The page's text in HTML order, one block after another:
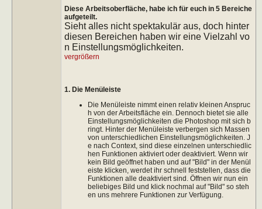
Diese Arbeitsoberfläche, habe ich für euch in 5 Bereiche
aufgeteilt.
Sieht alles nicht spektakulär aus, doch hinter
diesen Bereichen haben wir eine Vielzahl vo
n Einstellungsmöglichkeiten.
vergrößern
1. Die Menüleiste
Die Menüleiste nimmt einen relativ kleinen Anspruc
h von der Arbeitsfläche ein. Dennoch bietet sie alle
Einstellungsmöglichkeiten die Photoshop mit sich b
ringt. Hinter der Menüleiste verbergen sich Massen
von unterschiedlichen Einstellungsmöglichkeiten. J
e nach Context, sind diese einzelnen unterschiedlic
hen Funktionen aktiviert oder deaktiviert. Wenn wir
kein Bild geöffnet haben und auf "Bild" in der Menül
eiste klicken, werdet ihr schnell feststellen, dass die
Funktionen alle deaktiviert sind. Öffnen wir nun ein
beliebiges Bild und klick nochmal auf "Bild" so steh
en uns mehrere Funktionen zur Verfügung.